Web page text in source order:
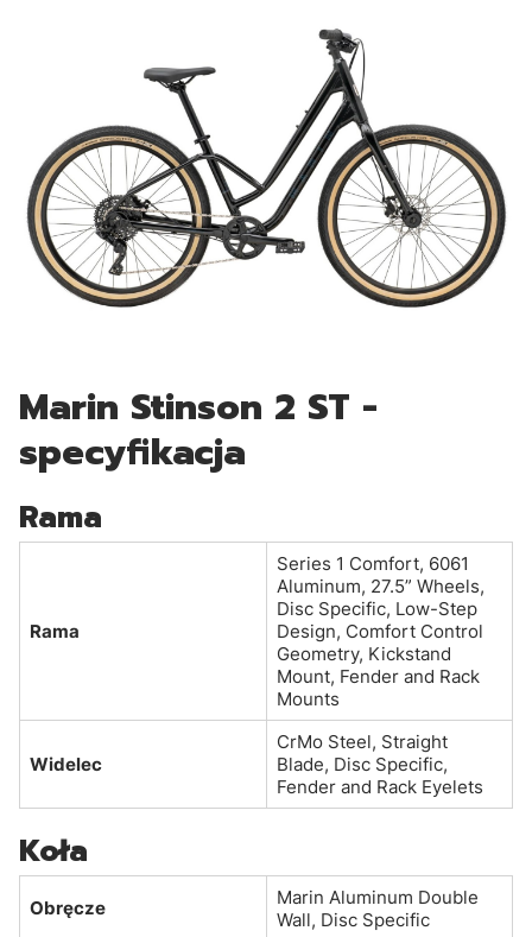
Marin Stinson 2 ST -
specyfikacja
Rama
Rama
Series 1 Comfort, 6061
Aluminum, 27.5” Wheels,
Disc Specific, Low-Step
Design, Comfort Control
Geometry, Kickstand
Mount, Fender and Rack
Mounts
Widelec
CrMo Steel, Straight
Blade, Disc Specific,
Fender and Rack Eyelets
Koła
Obręcze
Marin Aluminum Double
Wall, Disc Specific